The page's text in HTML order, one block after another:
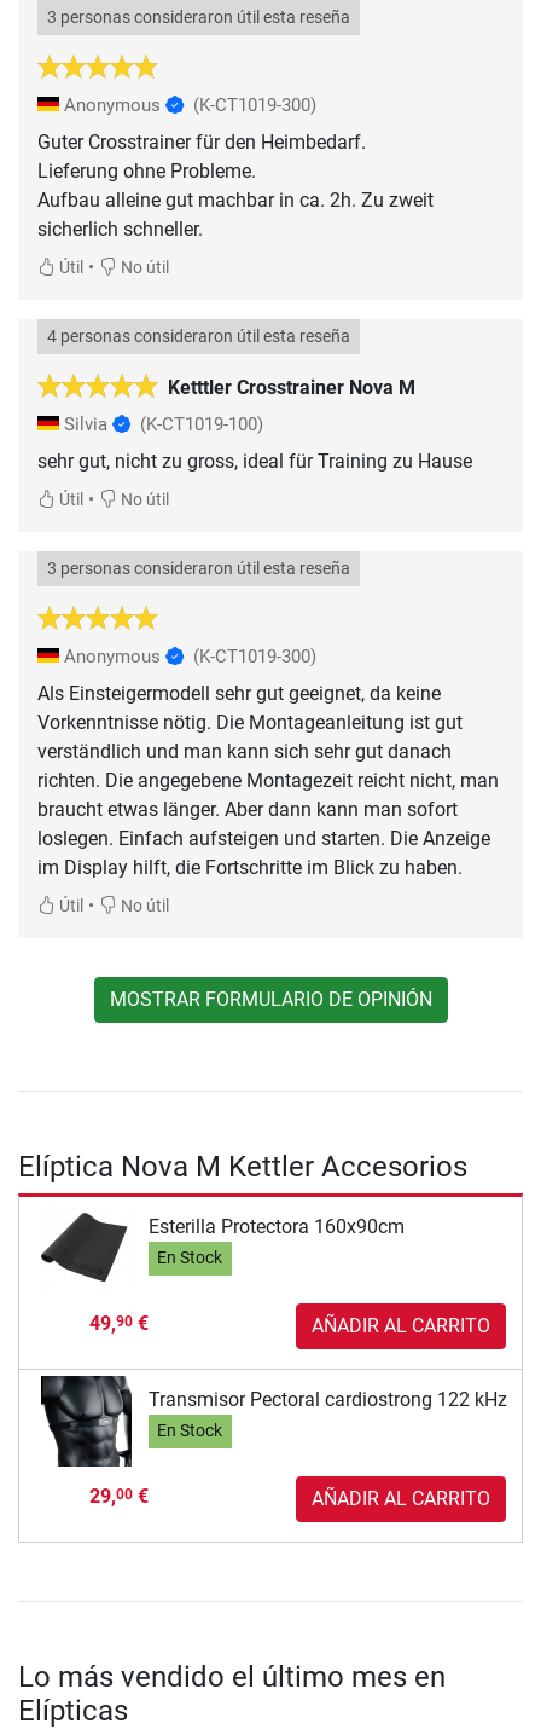
3 personas consideraron útil esta reseña
Anonymous (K-CT1019-300)
Guter Crosstrainer für den Heimbedarf.
Lieferung ohne Probleme.
Aufbau alleine gut machbar in ca. 2h. Zu zweit
sicherlich schneller.
Útil • No útil
Ketttler Crosstrainer Nova M
4 personas consideraron útil esta reseña
Silvia (K-CT1019-100)
Útil • No útil
3 personas consideraron útil esta reseña
Anonymous (K-CT1019-300)
Als Einsteigermodell sehr gut geeignet, da keine
Vorkenntnisse nötig. Die Montageanleitung ist gut
verständlich und man kann sich sehr gut danach
richten. Die angegebene Montagezeit reicht nicht, man
braucht etwas länger. Aber dann kann man sofort
loslegen. Einfach aufsteigen und starten. Die Anzeige
im Display hilft, die Fortschritte im Blick zu haben.
Útil • No útil
MOSTRAR FORMULARIO DE OPINIÓN
Elíptica Nova M Kettler Accesorios
Esterilla Protectora 160x90cm
En Stock
49,90€ AÑADIR AL CARRITO
Transmisor Pectoral cardiostrong 122 kHz
En Stock
29,00€ AÑADIR AL CARRITO
Lo más vendido el último mes en
Elípticas